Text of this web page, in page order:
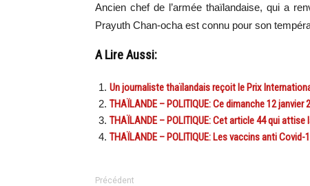
Ancien chef de l’armée thaïlandaise, qui a
Prayuth Chan-ocha est connu pour son
A Lire Aussi:
Un journaliste thaïlandais reçoit le Prix
THAÏLANDE – POLITIQUE: Ce dimanche 12
THAÏLANDE – POLITIQUE: Cet article 44 qui
THAÏLANDE – POLITIQUE: Les vaccins anti
Précédent